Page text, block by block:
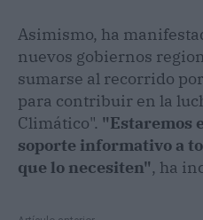
Asimismo, ha
nuevos gobiernos
sumarse al recorrido
para contribuir en la
Climático". "Estaremos
soporte informativo a
que lo necesiten", ha